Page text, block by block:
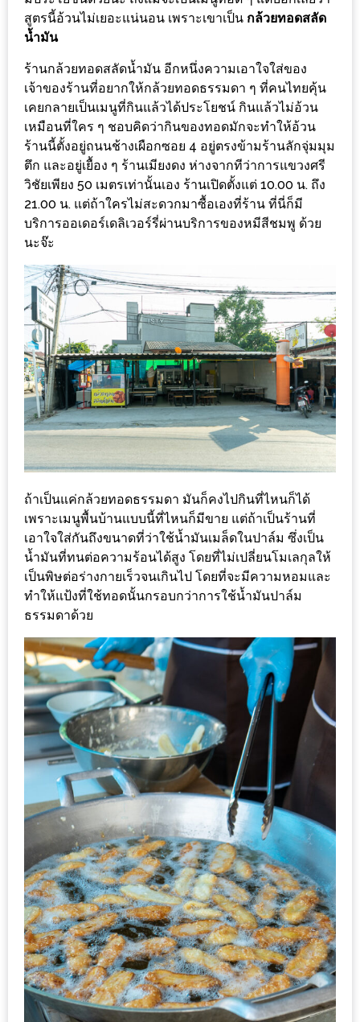
พ่อ
แซ่บ
แม่ค้า
สวย
ร้าน
รวย
เสน่ห์
ของ
เชียงใหม่
ต้อง
ไป
ลอง
16
ร้าน
อร่อย
ที่
ต้อง
มา
ถนน
คน
เดิน
วัน
อาทิตย์
ท่าแพ
เชียงใหม่
CART
CHECKOUT
DRAFT
–
บาร์บีคิว
สาว
เหนือ
กับ
สลัด
หนุ่ม
บ้านนา
เมนู
เด็ด
จาก
สูตรนี้อ้วนไม่เยอะแน่นอน เพราะเขาเป็น กล้วยทอดสลัด
น้ำมัน
ร้านกล้วยทอดสลัดน้ำมัน อีกหนึ่งความเอาใจใส่ของ
เจ้าของร้านที่อยากให้กล้วยทอดธรรมดา ๆ ที่คนไทยคุ้น
เคยกลายเป็นเมนูที่กินแล้วได้ประโยชน์ กินแล้วไม่อ้วน
เหมือนที่ใคร ๆ ชอบคิดว่ากินของทอดมักจะทำให้อ้วน
ร้านนี้ตั้งอยู่ถนนช้างเผือกซอย 4 อยู่ตรงข้ามร้านลักจุ่มมุม
ตึก และอยู่เยื้อง ๆ ร้านเมียงดง ห่างจากทีว่าการแขวงศรี
วิชัยเพียง 50 เมตรเท่านั้นเอง ร้านเปิดตั้งแต่ 10.00 น. ถึง
21.00 น. แต่ถ้าใครไม่สะดวกมาซื้อเองที่ร้าน ที่นี่ก็มี
บริการออเดอร์เดลิเวอร์รี่ผ่านบริการของหมีสีชมพู ด้วย
นะจ๊ะ
ถ้าเป็นแค่กล้วยทอดธรรมดา มันก็คงไปกินที่ไหนก็ได้
เพราะเมนูพื้นบ้านแบบนี้ที่ไหนก็มีขาย แต่ถ้าเป็นร้านที่
เอาใจใส่กันถึงขนาดที่ว่าใช้น้ำมันเมล็ดในปาล์ม ซึ่งเป็น
น้ำมันที่ทนต่อความร้อนได้สูง โดยที่ไม่เปลี่ยนโมเลกุลให้
เป็นพิษต่อร่างกายเร็วจนเกินไป โดยที่จะมีความหอมและ
ทำให้แป้งที่ใช้ทอดนั้นกรอบกว่าการใช้น้ำมันปาล์ม
ธรรมดาด้วย